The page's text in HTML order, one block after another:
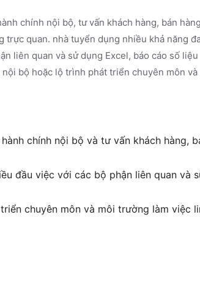
chính nội bộ, tư vấn khách hàng, bán hàng
quan. nhà tuyển dụng nhiều khả năng
liên quan và sử dụng Excel, báo cáo số liệu
bộ hoặc lộ trình phát triển chuyên môn và
chính nội bộ và tư vấn khách hàng,
đầu việc với các bộ phận liên quan và
chuyên môn và môi trường làm việc